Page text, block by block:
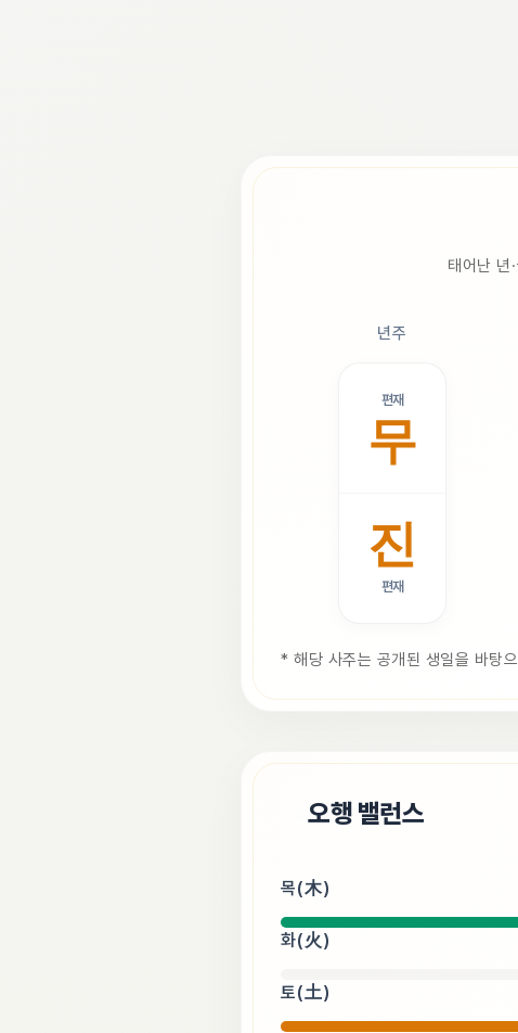
태어난 년
년주
편재
무
진
편재
* 해당 사주는 공개된 생일을 바탕
오행 밸런스
목(木)
화(火)
토(土)